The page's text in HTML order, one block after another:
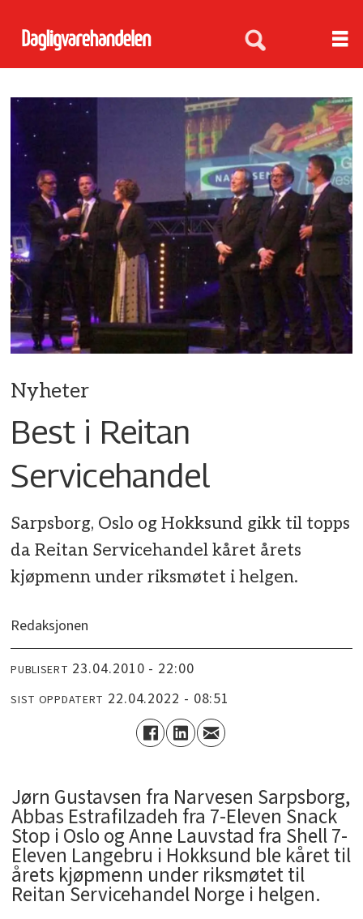
Nyheter
Best i Reitan
Servicehandel
Sarpsborg, Oslo og Hokksund gikk til topps
da Reitan Servicehandel kåret årets
kjøpmenn under riksmøtet i helgen.
Redaksjonen
PUBLISERT 23.04.2010 - 22:00
SIST OPPDATERT 22.04.2022 - 08:51
Jørn Gustavsen fra Narvesen Sarpsborg,
Abbas Estrafilzadeh fra 7-Eleven Snack
Stop i Oslo og Anne Lauvstad fra Shell 7-
Eleven Langebru i Hokksund ble kåret til
årets kjøpmenn under riksmøtet til
Reitan Servicehandel Norge i helgen.